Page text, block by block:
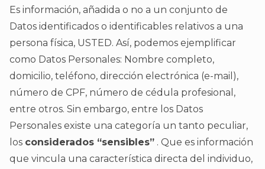
Es información, añadida o no a un conjunto de
Datos identificados o identificables relativos a una
persona física, USTED. Así, podemos ejemplificar
como Datos Personales: Nombre completo,
domicilio, teléfono, dirección electrónica (e-mail),
número de CPF, número de cédula profesional,
entre otros. Sin embargo, entre los Datos
Personales existe una categoría un tanto peculiar,
los considerados “sensibles” . Que es información
que vincula una característica directa del individuo,